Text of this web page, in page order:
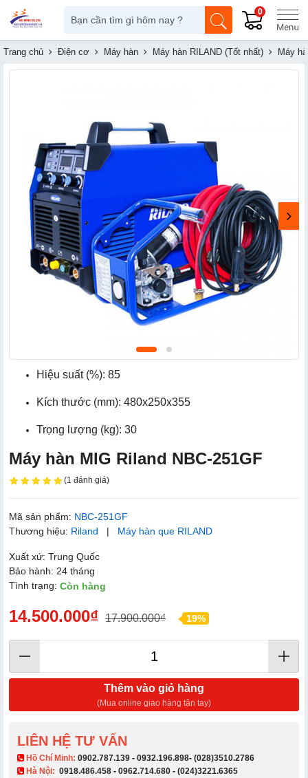
0
Trang chủ Điện cơ Máy hàn Máy hàn RILAND (Tốt nhất) Máy
Hiệu suất (%): 85
Kích thước (mm): 480x250x355
Trọng lượng (kg): 30
Máy hàn MIG Riland NBC-251GF
(1 đánh giá)
Mã sản phẩm: NBC-251GF
Thương hiệu: Riland | Máy hàn que RILAND
Xuất xứ: Trung Quốc
Bảo hành: 24 tháng
Tình trạng: Còn hàng
14.500.000₫ 17.900.000₫ 19%
Thêm vào giỏ hàng
(Mua online giao hàng tận tay)
LIÊN HỆ TƯ VẤN
​ Hồ Chí Minh: 0902.787.139 - 0932.196.898- (028)3510.2786
Hà Nội: 0918.486.458 - 0962.714.680 - (024)3221.6365